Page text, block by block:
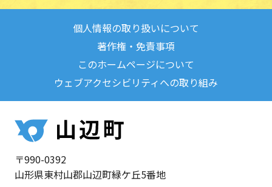
個人情報の取り扱いについて
著作権・免責事項
このホームページについて
ウェブアクセシビリティへの取り組み
〒990-0392
山形県東村山郡山辺町緑ケ丘5番地